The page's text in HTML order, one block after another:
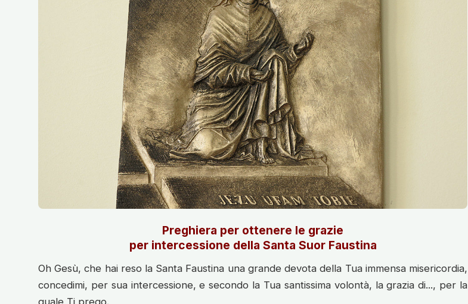
Preghiera per ottenere le grazie
per intercessione della Santa Suor Faustina
Oh Gesù, che hai reso la Santa Faustina una grande devota della Tua immensa misericordia,
concedimi, per sua intercessione, e secondo la Tua santissima volontà, la grazia di..., per la